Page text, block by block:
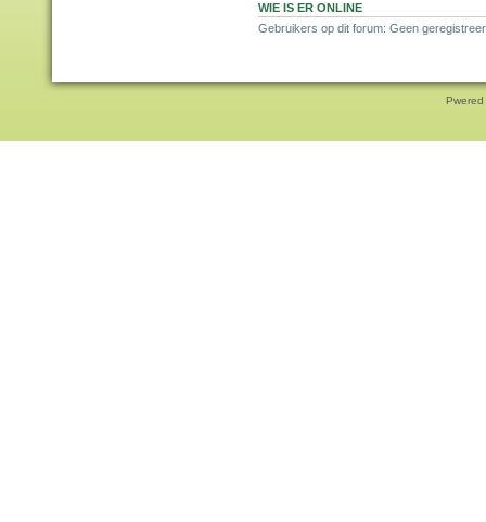
WIE IS ER ONLINE
Gebruikers op dit forum: Geen